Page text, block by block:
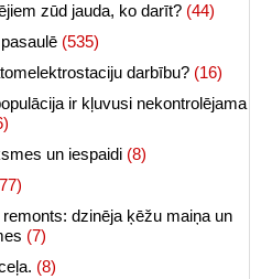
zūd jauda, ko darīt? (44)
(535)
darbību? (16)
ir kļuvusi nekontrolējama
un iespaidi (8)
dzinēja ķēžu maiņa un
(7)
(8)